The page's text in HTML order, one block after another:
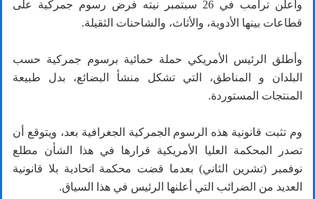
وأعلن ترامب في 26 سبتمبر نيته فرض رسوم جمركية على
قطاعات بينها الأدوية، والأثاث، والشاحنات الثقيلة.
وأطلق الرئيس الأمريكي حملة حمائية برسوم جمركية حسب
البلدان و المناطق، التي تشكل منشأ البضائع، بدل طبيعة
المنتجات المستوردة.
وم تثبت قانونية هذه الرسوم الجمركية الجغرافية بعد، ويتوقع أن
تصدر المحكمة العليا الأمريكية قرارها في هذا الشأن مطلع
نوفمبر (تشرين الثاني) بعدما قضت محكمة اتحادية بلا قانونية
العديد من الضرائب التي أعلنها الرئيس في هذا السياق.